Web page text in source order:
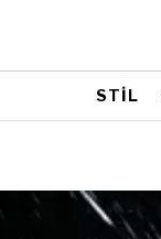
STİL